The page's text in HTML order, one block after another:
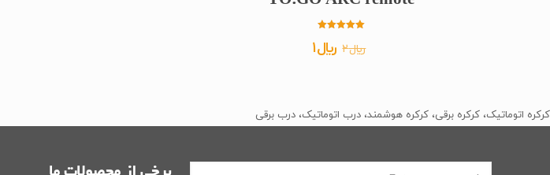
5.00
از 5 ﷼2 قیمت
بود.
﷼1قیمت
است.
کرکره اتوماتیک، کرکره برقی، کرکره هوشمند، درب اتوماتیک، درب برقی